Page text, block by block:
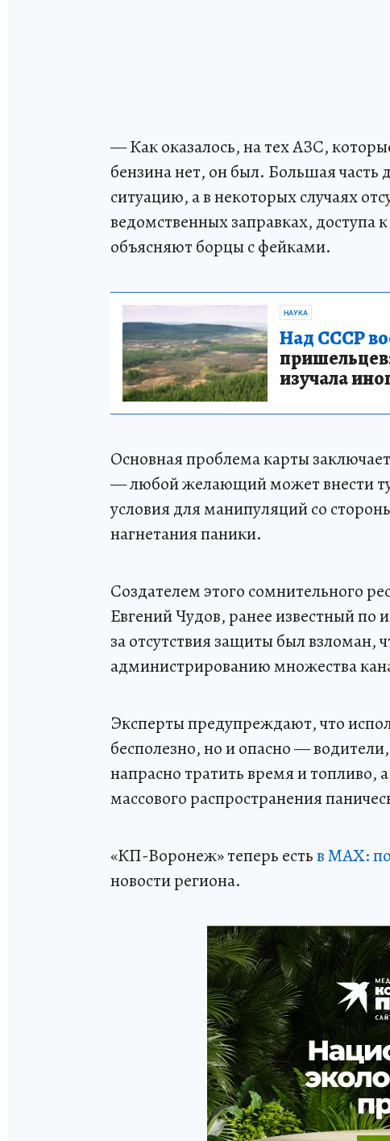
— Как оказалось, на тех АЗС,
бензина нет, он был. Большая часть
ситуацию, а в некоторых случаях
ведомственных заправках,
объясняют борцы с фейками.
НАУКА
Над СССР
изучала
Основная проблема карты
— любой желающий может внести
условия для манипуляций со
нагнетания паники.
Создателем этого сомнительного
Евгений Чудов, ранее известный
за отсутствия защиты был взломан,
администрированию множества
Эксперты предупреждают, что
бесполезно, но и опасно —
напрасно тратить время и топливо,
массового распространения
«КП-Воронеж» теперь естьв МАХ:
новости региона.